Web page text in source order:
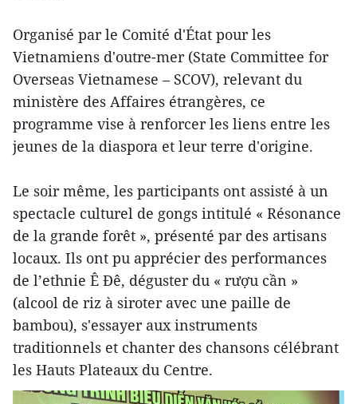
Organisé par le Comité d'État pour les
Vietnamiens d'outre-mer (State Committee for
Overseas Vietnamese – SCOV), relevant du
ministère des Affaires étrangères, ce
programme vise à renforcer les liens entre les
jeunes de la diaspora et leur terre d'origine.
Le soir même, les participants ont assisté à un
spectacle culturel de gongs intitulé « Résonance
de la grande forêt », présenté par des artisans
locaux. Ils ont pu apprécier des performances
de l’ethnie Ê Đê, déguster du « rượu cần »
(alcool de riz à siroter avec une paille de
bambou), s'essayer aux instruments
traditionnels et chanter des chansons célébrant
les Hauts Plateaux du Centre.